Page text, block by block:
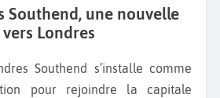
Southend, une nouvelle
Londres
pour rejoindre la capitale